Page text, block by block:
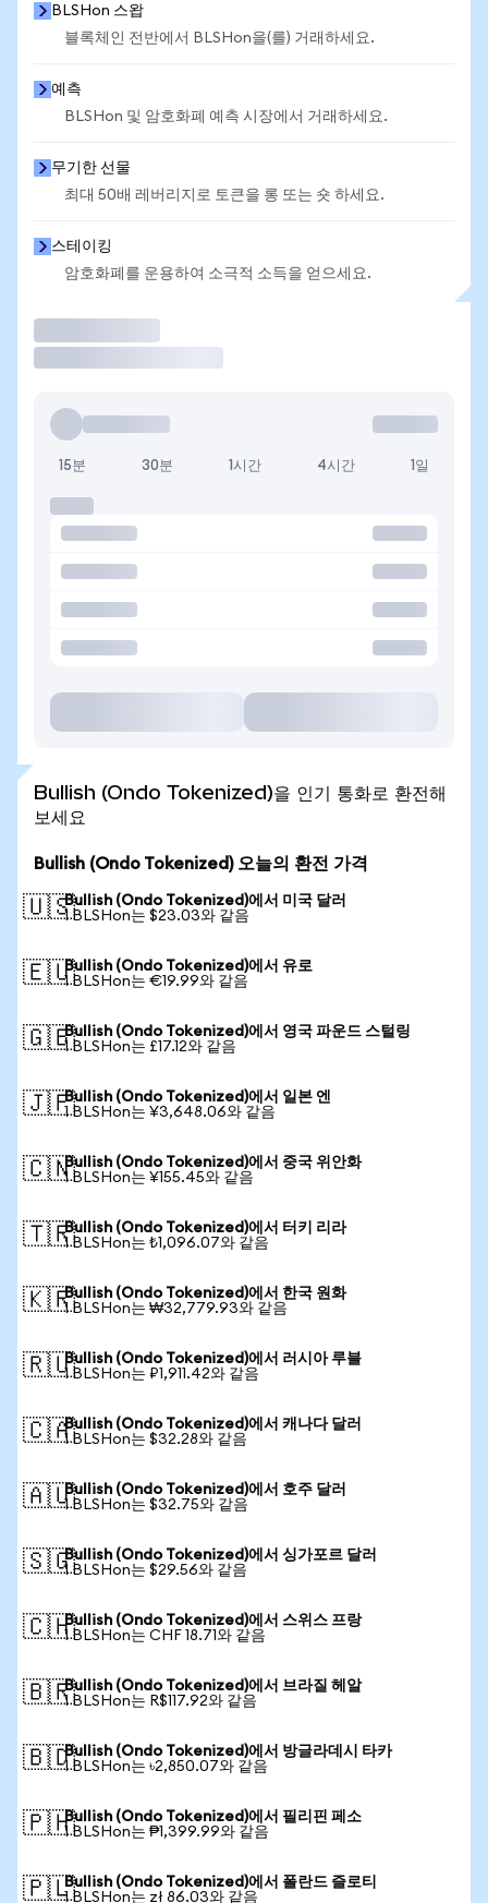
BLSHon 스왑
블록체인 전반에서 BLSHon을(를) 거래하세요.
예측
BLSHon 및 암호화폐 예측 시장에서 거래하세요.
무기한 선물
최대 50배 레버리지로 토큰을 롱 또는 숏 하세요.
스테이킹
암호화폐를 운용하여 소극적 소득을 얻으세요.
15분 30분 1시간 4시간 1일
Bullish (Ondo Tokenized)을 인기 통화로 환전해
보세요
Bullish (Ondo Tokenized) 오늘의 환전 가격
🇺🇸Bullish (Ondo Tokenized)에서 미국 달러
1 BLSHon는 $23.03와 같음
🇪🇺Bullish (Ondo Tokenized)에서 유로
1 BLSHon는 €19.99와 같음
🇬🇧Bullish (Ondo Tokenized)에서 영국 파운드 스털링
1 BLSHon는 £17.12와 같음
🇯🇵Bullish (Ondo Tokenized)에서 일본 엔
1 BLSHon는 ¥3,648.06와 같음
🇨🇳Bullish (Ondo Tokenized)에서 중국 위안화
1 BLSHon는 ¥155.45와 같음
🇹🇷Bullish (Ondo Tokenized)에서 터키 리라
1 BLSHon는 ₺1,096.07와 같음
🇰🇷Bullish (Ondo Tokenized)에서 한국 원화
1 BLSHon는 ₩32,779.93와 같음
🇷🇺Bullish (Ondo Tokenized)에서 러시아 루블
1 BLSHon는 ₽1,911.42와 같음
🇨🇦Bullish (Ondo Tokenized)에서 캐나다 달러
1 BLSHon는 $32.28와 같음
🇦🇺Bullish (Ondo Tokenized)에서 호주 달러
1 BLSHon는 $32.75와 같음
🇸🇬Bullish (Ondo Tokenized)에서 싱가포르 달러
1 BLSHon는 $29.56와 같음
🇨🇭Bullish (Ondo Tokenized)에서 스위스 프랑
1 BLSHon는 CHF 18.71와 같음
🇧🇷Bullish (Ondo Tokenized)에서 브라질 헤알
1 BLSHon는 R$117.92와 같음
🇧🇩Bullish (Ondo Tokenized)에서 방글라데시 타카
1 BLSHon는 ৳2,850.07와 같음
🇵🇭Bullish (Ondo Tokenized)에서 필리핀 페소
1 BLSHon는 ₱1,399.99와 같음
🇵🇱Bullish (Ondo Tokenized)에서 폴란드 즐로티
1 BLSHon는 zł 86.03와 같음